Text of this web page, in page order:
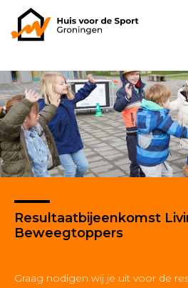
Resultaatbijeenkomst
Beweegtoppers
Graag nodigen wij je uit voor de